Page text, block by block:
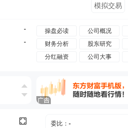
模拟交易
-
-
操盘必读 公司概况
财务分析
股东研究
分红融资
公司大事
委比： -